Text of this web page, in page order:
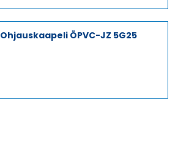
Ohjauskaapeli ÖPVC-JZ 5G25